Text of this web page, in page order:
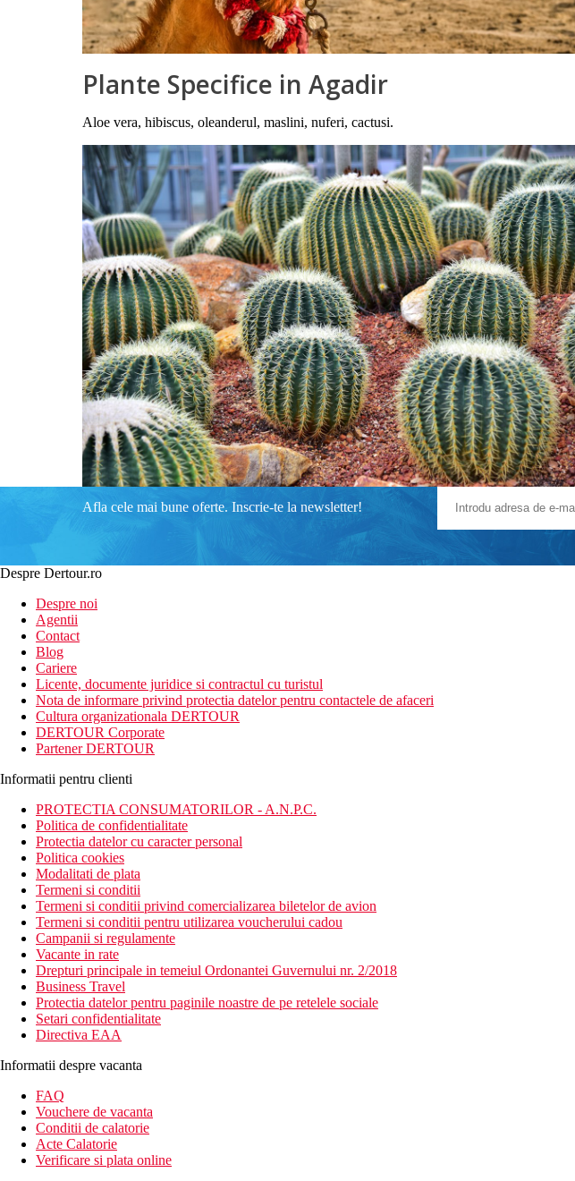
Plante Specifice in Agadir
Aloe vera, hibiscus, oleanderul, maslini, nuferi, cactusi.
Afla cele mai bune oferte. Inscrie-te la newsletter!
Despre Dertour.ro
Despre noi
Agentii
Contact
Blog
Cariere
Licente, documente juridice si contractul cu turistul
Nota de informare privind protectia datelor pentru contactele de afaceri
Cultura organizationala DERTOUR
DERTOUR Corporate
Partener DERTOUR
Informatii pentru clienti
PROTECTIA CONSUMATORILOR - A.N.P.C.
Politica de confidentialitate
Protectia datelor cu caracter personal
Politica cookies
Modalitati de plata
Termeni si conditii
Termeni si conditii privind comercializarea biletelor de avion
Termeni si conditii pentru utilizarea voucherului cadou
Campanii si regulamente
Vacante in rate
Drepturi principale in temeiul Ordonantei Guvernului nr. 2/2018
Business Travel
Protectia datelor pentru paginile noastre de pe retelele sociale
Setari confidentialitate
Directiva EAA
Informatii despre vacanta
FAQ
Vouchere de vacanta
Conditii de calatorie
Acte Calatorie
Verificare si plata online